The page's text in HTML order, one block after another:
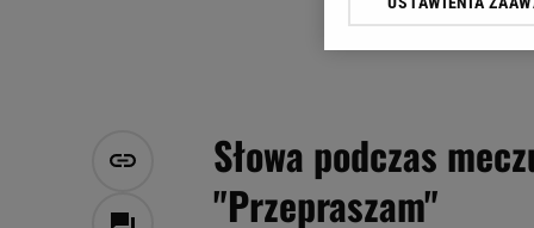
Słowa podczas
"Przepraszam"
Klikając „Akceptuję”
Zaufanych Partnerów i
My, nasi Zaufani
Przechowywanie